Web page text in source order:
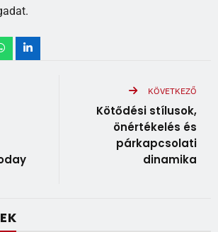
KÖVETKEZŐ
Kötődési stílusok,
önértékelés és
párkapcsolati
dinamika